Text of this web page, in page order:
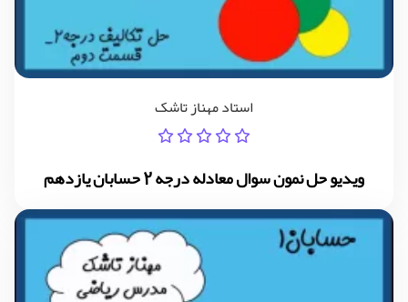
استاد مهناز تاشک
ویدیو حل نمون سوال معادله درجه 2 حسابان یازدهم